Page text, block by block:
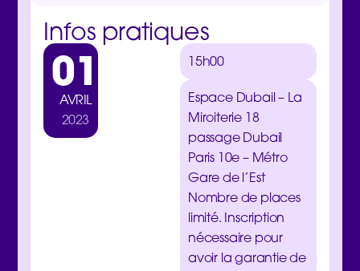
Infos pratiques
01
AVRIL
2023
15h00
Espace Dubail – La
Miroiterie 18
passage Dubail
Paris 10e – Métro
Gare de l’Est
Nombre de places
limité. Inscription
nécessaire pour
avoir la garantie de